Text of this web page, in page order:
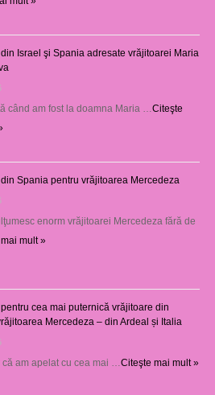
Israel şi Spania adresate vrăjitoarei Maria
când am fost la doamna Maria … Citeşte
Spania pentru vrăjitoarea Mercedeza
enorm vrăjitoarei Mercedeza fără de
mult »
cea mai puternică vrăjitoare din
Mercedeza – din Ardeal și Italia
am apelat cu cea mai … Citeşte mai mult »